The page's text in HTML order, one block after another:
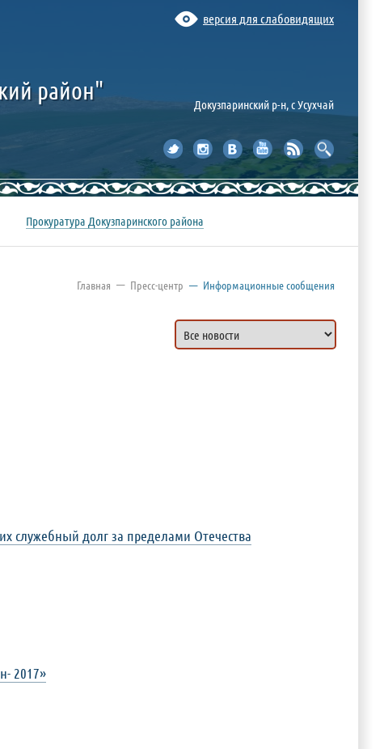
Главная — Пресс-центр — Информационные сообщения
Все новости
служебный долг за пределами Отечества
2017»
версия для слабовидящих
Докузпаринский р-н, c Усухчай
район"
Прокуратура Докузпаринского района